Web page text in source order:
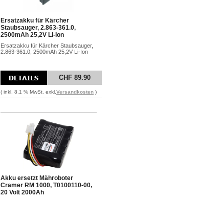
Ersatzakku für Kärcher
Staubsauger, 2.863-361.0,
2500mAh 25,2V Li-Ion
Ersatzakku für Kärcher Staubsauger,
2.863-361.0, 2500mAh 25,2V Li-Ion
CHF 89.90
( inkl. 8.1 % MwSt. exkl. Versandkosten )
Akku ersetzt Mähroboter
Cramer RM 1000, T0100110-00,
20 Volt 2000Ah